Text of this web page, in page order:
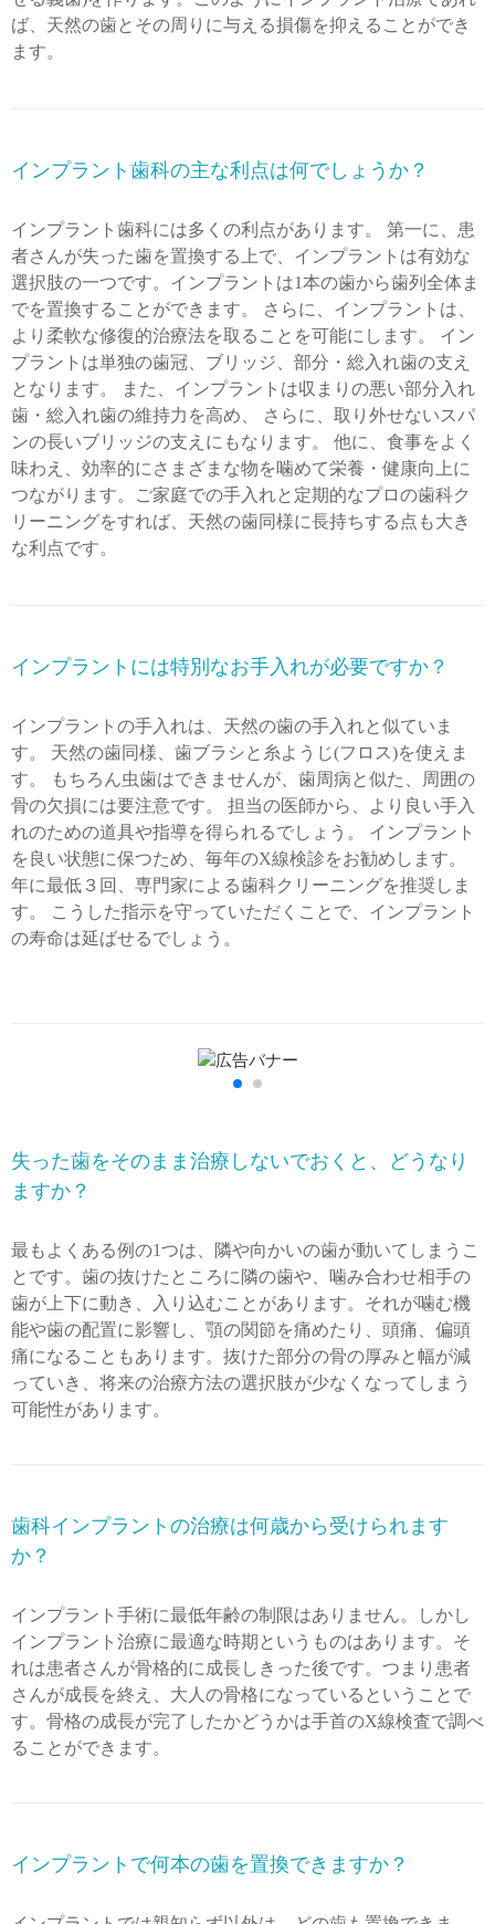
ば、天然の歯とその周りに与える損傷を抑えることができ
ます。
インプラント歯科の主な利点は何でしょうか？
インプラント歯科には多くの利点があります。 第一に、患
者さんが失った歯を置換する上で、インプラントは有効な
選択肢の一つです。インプラントは1本の歯から歯列全体ま
でを置換することができます。 さらに、インプラントは、
より柔軟な修復的治療法を取ることを可能にします。 イン
プラントは単独の歯冠、ブリッジ、部分・総入れ歯の支え
となります。 また、インプラントは収まりの悪い部分入れ
歯・総入れ歯の維持力を高め、 さらに、取り外せないスパ
ンの長いブリッジの支えにもなります。 他に、食事をよく
味わえ、効率的にさまざまな物を噛めて栄養・健康向上に
つながります。ご家庭での手入れと定期的なプロの歯科ク
リーニングをすれば、天然の歯同様に長持ちする点も大き
な利点です。
インプラントには特別なお手入れが必要ですか？
インプラントの手入れは、天然の歯の手入れと似ていま
す。 天然の歯同様、歯ブラシと糸ようじ(フロス)を使えま
す。 もちろん虫歯はできませんが、歯周病と似た、周囲の
骨の欠損には要注意です。 担当の医師から、より良い手入
れのための道具や指導を得られるでしょう。 インプラント
を良い状態に保つため、毎年のX線検診をお勧めします。
年に最低３回、専門家による歯科クリーニングを推奨しま
す。 こうした指示を守っていただくことで、インプラント
の寿命は延ばせるでしょう。
失った歯をそのまま治療しないでおくと、どうなり
ますか？
最もよくある例の1つは、隣や向かいの歯が動いてしまうこ
とです。歯の抜けたところに隣の歯や、噛み合わせ相手の
歯が上下に動き、入り込むことがあります。それが噛む機
能や歯の配置に影響し、顎の関節を痛めたり、頭痛、偏頭
痛になることもあります。抜けた部分の骨の厚みと幅が減
っていき、将来の治療方法の選択肢が少なくなってしまう
可能性があります。
歯科インプラントの治療は何歳から受けられます
か？
インプラント手術に最低年齢の制限はありません。しかし
インプラント治療に最適な時期というものはあります。そ
れは患者さんが骨格的に成長しきった後です。つまり患者
さんが成長を終え、大人の骨格になっているということで
す。骨格の成長が完了したかどうかは手首のX線検査で調べ
ることができます。
インプラントで何本の歯を置換できますか？